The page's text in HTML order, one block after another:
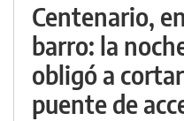
Centenario,
barro: la
obligó a
puente de